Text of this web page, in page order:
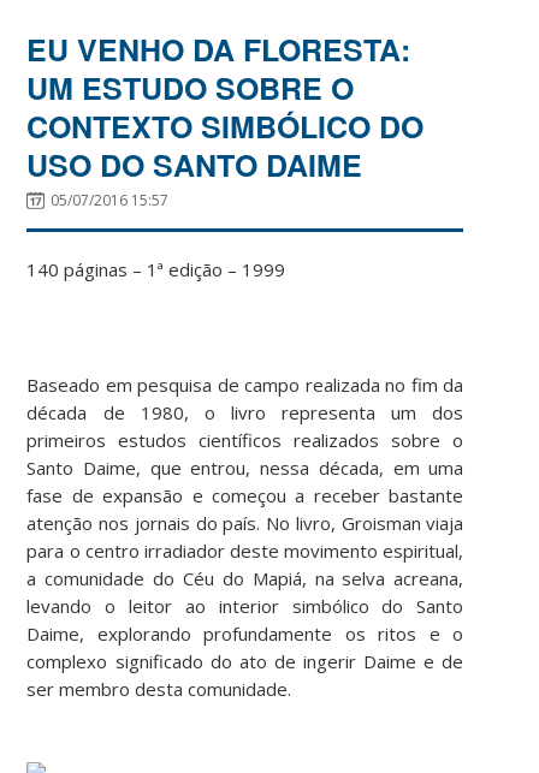
EU VENHO DA FLORESTA:
UM ESTUDO SOBRE O
CONTEXTO SIMBÓLICO DO
USO DO SANTO DAIME
05/07/2016 15:57
140 páginas – 1ª edição – 1999
Baseado em pesquisa de campo realizada no fim da
década de 1980, o livro representa um dos
primeiros estudos científicos realizados sobre o
Santo Daime, que entrou, nessa década, em uma
fase de expansão e começou a receber bastante
atenção nos jornais do país. No livro, Groisman viaja
para o centro irradiador deste movimento espiritual,
a comunidade do Céu do Mapiá, na selva acreana,
levando o leitor ao interior simbólico do Santo
Daime, explorando profundamente os ritos e o
complexo significado do ato de ingerir Daime e de
ser membro desta comunidade.